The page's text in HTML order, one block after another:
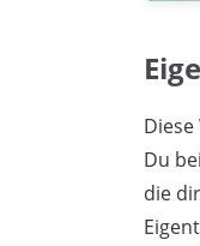
Du
die